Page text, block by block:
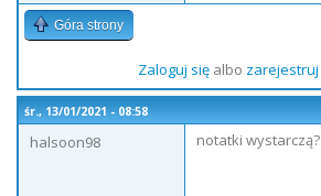
Góra strony
Zaloguj sięalbo zarejestruj
śr., 13/01/2021 - 08:58
halsoon98
notatki wystarczą?